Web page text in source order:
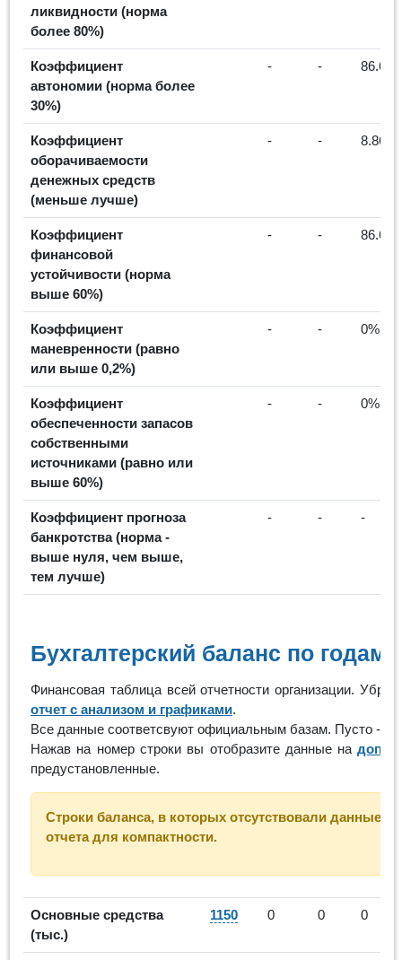
ликвидности (норма
более 80%)
Коэффициент
автономии (норма более
30%)
- -
Коэффициент
оборачиваемости
денежных средств
(меньше лучше)
- - 8.86
Коэффициент
финансовой
устойчивости (норма
выше 60%)
- -
Коэффициент
маневренности (равно
или выше 0,2%)
- - 0%
Коэффициент
обеспеченности запасов
собственными
источниками (равно или
выше 60%)
- - 0%
Коэффициент прогноза
банкротства (норма -
выше нуля, чем выше,
тем лучше)
- - -
Бухгалтерский баланс по годам
Финансовая таблица всей отчетности организации.
отчет с анализом и графиками.
Все данные соответсвуют официальным базам. Пусто -
Нажав на номер строки вы отобразите данные на
предустановленные.
Строки баланса, в которых отсутствовали данные
отчета для компактности.
Основные средства
(тыс.)
1150 0 0 0